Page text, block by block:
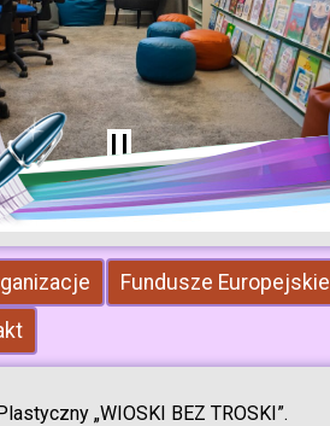
Fundusze Europejskie
„WIOSKI BEZ TROSKI”.